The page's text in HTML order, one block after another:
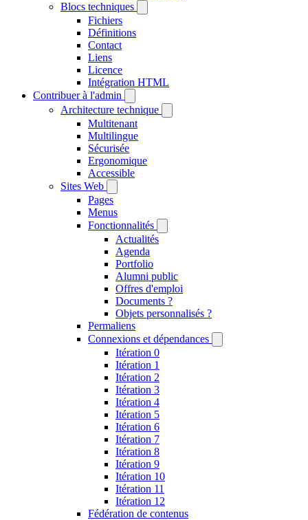
Blocs techniques
Fichiers
Définitions
Contact
Liens
Licence
Intégration HTML
Contribuer à l'admin
Architecture technique
Multitenant
Multilingue
Sécurisée
Ergonomique
Accessible
Sites Web
Pages
Menus
Fonctionnalités
Actualités
Agenda
Portfolio
Alumni public
Offres d'emploi
Documents ?
Objets personnalisés ?
Permaliens
Connexions et dépendances
Itération 0
Itération 1
Itération 2
Itération 3
Itération 4
Itération 5
Itération 6
Itération 7
Itération 8
Itération 9
Itération 10
Itération 11
Itération 12
Fédération de contenus